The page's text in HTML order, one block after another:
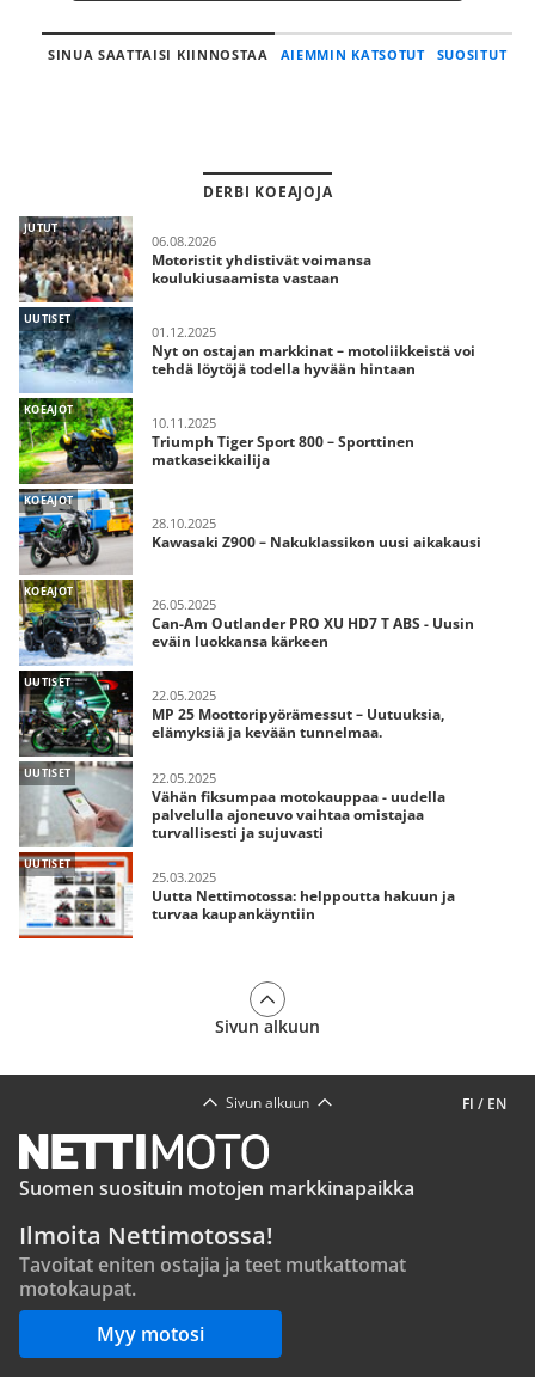
SINUA SAATTAISI KIINNOSTAA AIEMMIN KATSOTUT SUOSITUT
DERBI KOEAJOJA
JUTUT
06.08.2026
Motoristit yhdistivät voimansa
koulukiusaamista vastaan
UUTISET
01.12.2025
Nyt on ostajan markkinat – motoliikkeistä voi
tehdä löytöjä todella hyvään hintaan
KOEAJOT
10.11.2025
Triumph Tiger Sport 800 – Sporttinen
matkaseikkailija
KOEAJOT
28.10.2025
Kawasaki Z900 – Nakuklassikon uusi aikakausi
KOEAJOT
26.05.2025
Can-Am Outlander PRO XU HD7 T ABS - Uusin
eväin luokkansa kärkeen
UUTISET
22.05.2025
MP 25 Moottoripyörämessut – Uutuuksia,
elämyksiä ja kevään tunnelmaa.
UUTISET 22.05.2025
Vähän fiksumpaa motokauppaa - uudella
palvelulla ajoneuvo vaihtaa omistajaa
turvallisesti ja sujuvasti
UUTISET
25.03.2025
Uutta Nettimotossa: helppoutta hakuun ja
turvaa kaupankäyntiin
Sivun alkuun
FI / EN
Sivun alkuun
Suomen suosituin motojen markkinapaikka
Ilmoita Nettimotossa!
Tavoitat eniten ostajia ja teet mutkattomat
motokaupat.
Myy motosi